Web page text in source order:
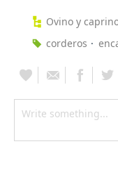
Ovino y
corderos